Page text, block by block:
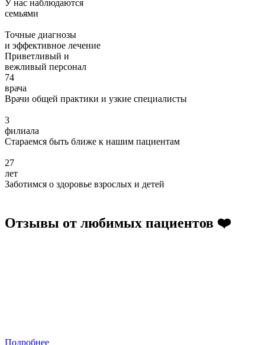
У нас наблюдаются
семьями
Точные диагнозы
и эффективное лечение
Приветливый и
вежливый персонал
74
врача
Врачи общей практики и узкие специалисты
3
филиала
Стараемся быть ближе к нашим пациентам
27
лет
Заботимся о здоровье взрослых и детей
Отзывы от любимых пациентов ❤️
Подробнее